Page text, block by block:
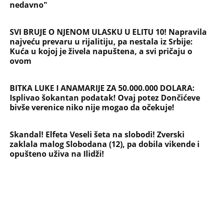
nedavno"
SVI BRUJE O NJENOM ULASKU U ELITU 10! Napravila
najveću prevaru u rijalitiju, pa nestala iz Srbije:
Kuća u kojoj je živela napuštena, a svi pričaju o
ovom
BITKA LUKE I ANAMARIJE ZA 50.000.000 DOLARA:
Isplivao šokantan podatak! Ovaj potez Dončićeve
bivše verenice niko nije mogao da očekuje!
Skandal! Elfeta Veseli šeta na slobodi! Zverski
zaklala malog Slobodana (12), pa dobila vikende i
opušteno uživa na Ilidži!